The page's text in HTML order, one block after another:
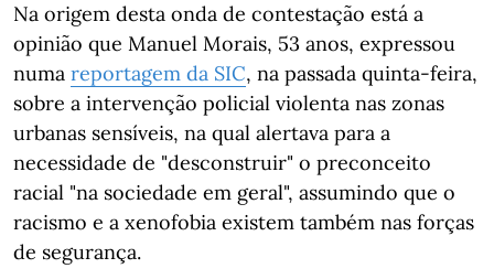
Na origem desta onda de contestação está a
opinião que Manuel Morais, 53 anos, expressou
numa reportagem da SIC, na passada quinta-feira,
sobre a intervenção policial violenta nas zonas
urbanas sensíveis, na qual alertava para a
necessidade de "desconstruir" o preconceito
racial "na sociedade em geral", assumindo que o
racismo e a xenofobia existem também nas forças
de segurança.